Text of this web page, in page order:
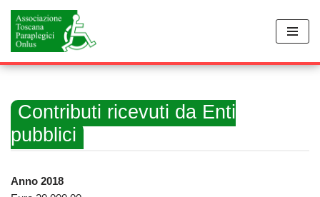
Vai
al
contenuto
Contributi ricevuti da Enti
pubblici
Anno 2018